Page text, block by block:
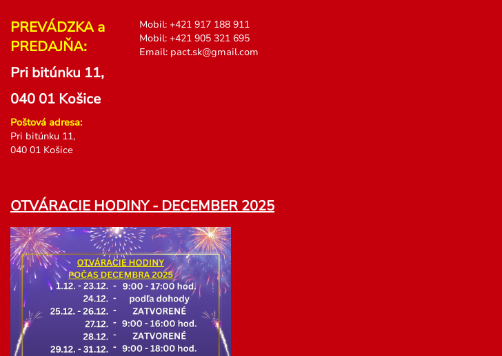
PREVÁDZKA a
PREDAJŇA:
Pri bitúnku 11,
040 01 Košice
Poštová adresa:
Pri bitúnku 11,
040 01 Košice
Mobil:+421 917 188 911
Mobil:+421 905 321 695
Email: pact.sk@gmail.com
OTVÁRACIE HODINY - DECEMBER 2025